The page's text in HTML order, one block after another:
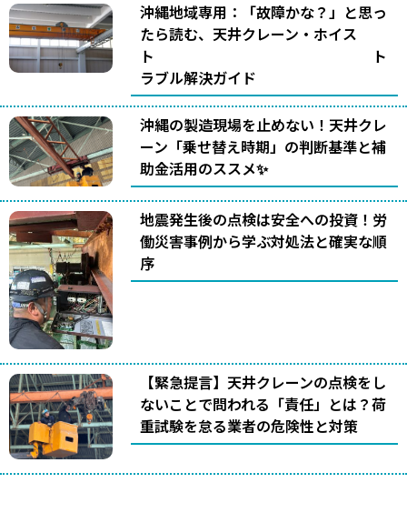
沖縄地域専用：「故障かな？」と思っ
たら読む、天井クレーン・ホイス
ト ト
ラブル解決ガイド
沖縄の製造現場を止めない！天井クレ
ーン「乗せ替え時期」の判断基準と補
助金活用のススメ✨
地震発生後の点検は安全への投資！労
働災害事例から学ぶ対処法と確実な順
序
【緊急提言】天井クレーンの点検をし
ないことで問われる「責任」とは？荷
重試験を怠る業者の危険性と対策